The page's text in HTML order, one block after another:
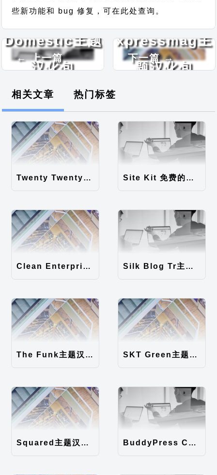
些新功能和 bug 修复，可在此处查询。
← 上一篇
Domestic主题
汉化包
下一篇 →
xpressmag主
题汉化包
相关文章 热门标签
Twenty Twenty-Five 免费的WordPress内容主题 Site Kit 免费的WordPress数据统计插件
Clean Enterprise主题汉化包 Silk Blog Tr主题汉化包
The Funk主题汉化包 SKT Green主题汉化包
Squared主题汉化包 BuddyPress Colours主题汉化包